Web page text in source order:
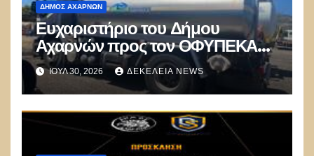
ΔΉΜΟΣ ΑΧΑΡΝΏΝ
Ευχαριστήριο του Δήμου
Αχαρνών προς τον ΟΦΥΠΕΚΑ
για δωρεά οχημάτων
ΙΟΎΛ 30, 2026 ΔΕΚΈΛΕΙΑ NEWS